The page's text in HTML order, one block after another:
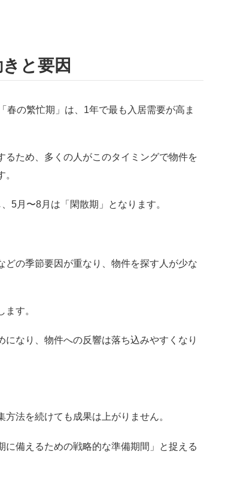
と要因
の繁忙期」は、1年で最も入居需要が高ま
ため、多くの人がこのタイミングで物件を
5月〜8月は「閑散期」となります。
の季節要因が重なり、物件を探す人が少な
す。
なり、物件への反響は落ち込みやすくなり
法を続けても成果は上がりません。
備えるための戦略的な準備期間」と捉える